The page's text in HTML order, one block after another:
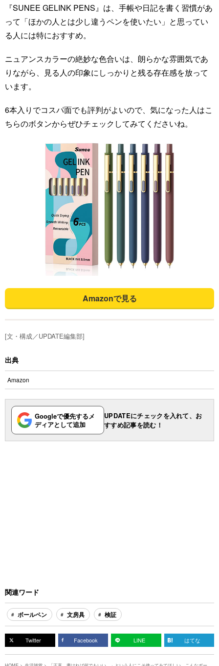
『SUNEE GELINK PENS』は、手帳や日記を書く習慣があ
って「ほかの人とは少し違うペンを使いたい」と思ってい
る人には特におすすめ。
ニュアンスカラーの絶妙な色合いは、朗らかな雰囲気であ
りながら、見る人の印象にしっかりと残る存在感を放って
います。
6本入りでコスパ面でも評判がよいので、気になった人はこ
ちらのボタンからぜひチェックしてみてくださいね。
Amazonで見る
[文・構成／UPDATE編集部]
出典
Amazon
Googleで優先するメ
ディアとして追加
UPDATEにチェックを入れて、お
すすめ記事を読む！
関連ワード
ボールペン 文房具 検証
Twitter Facebook LINE はてな